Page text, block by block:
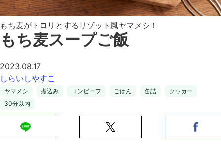
もち麦がトロリとするリゾット風ヤマメシ！
もち麦スープご飯
2023.08.17
しらいしやすこ
ヤマメシ 煮込み コンビーフ ごはん 缶詰
クッカー
30分以内